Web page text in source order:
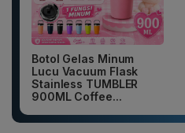
Botol Gelas Minum
Lucu Vacuum Flask
Stainless TUMBLER
900ML Coffee...